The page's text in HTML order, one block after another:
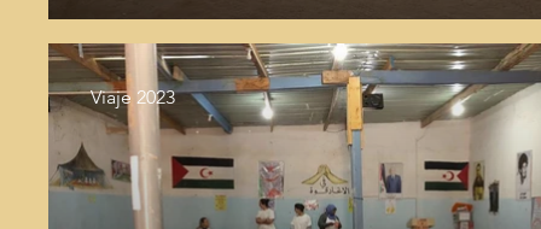
Viaje 2023